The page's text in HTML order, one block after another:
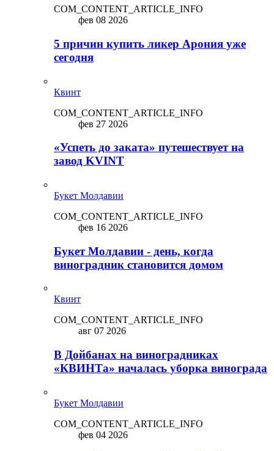
COM_CONTENT_ARTICLE_INFO
фев 08 2026
5 причин купить ликep Арония уже
сегодня
Квинт
COM_CONTENT_ARTICLE_INFO
фев 27 2026
«Успеть до заката» путешествует на
завод KVINT
Букет Молдавии
COM_CONTENT_ARTICLE_INFO
фев 16 2026
Букет Молдавии - день, когда
виноградник становится домом
Квинт
COM_CONTENT_ARTICLE_INFO
авг 07 2026
В Дойбанах на виноградниках
«КВИНТа» началась уборка винограда
Букет Молдавии
COM_CONTENT_ARTICLE_INFO
фев 04 2026